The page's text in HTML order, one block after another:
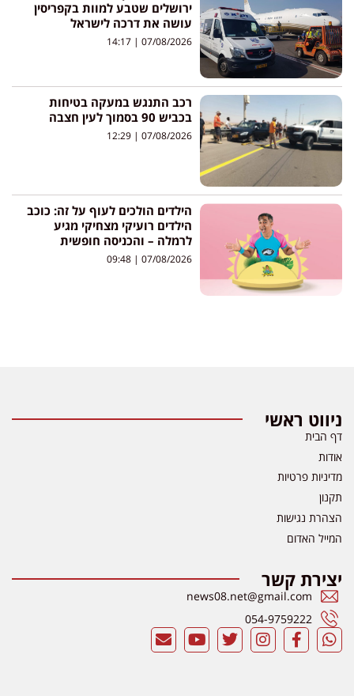
ירושלים שטבע למוות בקפריסין
עושה את דרכה לישראל
07/08/2026
רכב התנגש במעקה בטיחות
בכביש 90 בסמוך לעין חצבה
07/08/2026
הילדים הולכים לעוף על זה: כוכב
הילדים רועיקי מצחיקי מגיע
לרמלה – והכניסה חופשית
07/08/2026
ניווט ראשי
דף הבית
אודות
מדיניות פרטיות
תקנון
הצהרת נגישות
המייל האדום
יצירת קשר
news08.net@gmail.com
054-9759222